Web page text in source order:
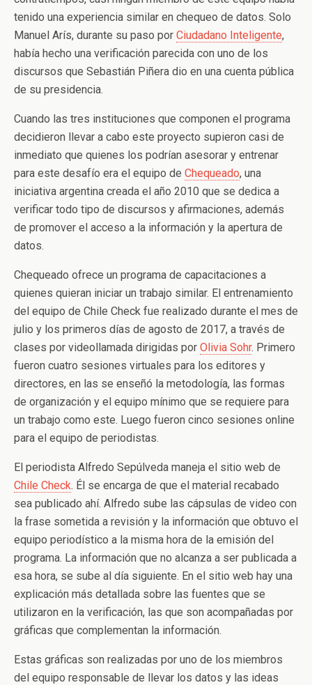
tenido una experiencia similar en chequeo de datos. Solo
Manuel Arís, durante su paso por Ciudadano Inteligente,
había hecho una verificación parecida con uno de los
discursos que Sebastián Piñera dio en una cuenta pública
de su presidencia.
Cuando las tres instituciones que componen el programa
decidieron llevar a cabo este proyecto supieron casi de
inmediato que quienes los podrían asesorar y entrenar
para este desafío era el equipo de Chequeado, una
iniciativa argentina creada el año 2010 que se dedica a
verificar todo tipo de discursos y afirmaciones, además
de promover el acceso a la información y la apertura de
datos.
Chequeado ofrece un programa de capacitaciones a
quienes quieran iniciar un trabajo similar. El entrenamiento
del equipo de Chile Check fue realizado durante el mes de
julio y los primeros días de agosto de 2017, a través de
clases por videollamada dirigidas por Olivia Sohr. Primero
fueron cuatro sesiones virtuales para los editores y
directores, en las se enseñó la metodología, las formas
de organización y el equipo mínimo que se requiere para
un trabajo como este. Luego fueron cinco sesiones online
para el equipo de periodistas.
El periodista Alfredo Sepúlveda maneja el sitio web de
Chile Check. Él se encarga de que el material recabado
sea publicado ahí. Alfredo sube las cápsulas de video con
la frase sometida a revisión y la información que obtuvo el
equipo periodístico a la misma hora de la emisión del
programa. La información que no alcanza a ser publicada a
esa hora, se sube al día siguiente. En el sitio web hay una
explicación más detallada sobre las fuentes que se
utilizaron en la verificación, las que son acompañadas por
gráficas que complementan la información.
Estas gráficas son realizadas por uno de los miembros
del equipo responsable de llevar los datos y las ideas